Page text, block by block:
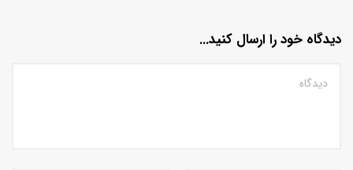
دیدگاه خود را ارسال کنید...